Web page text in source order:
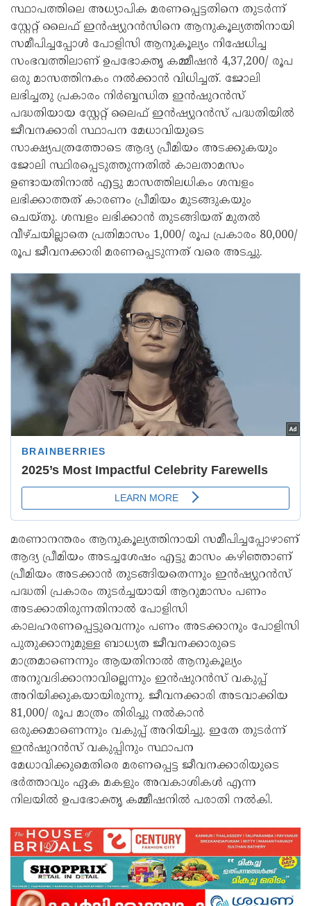
സ്ഥാപത്തിലെ അധ്യാപിക മരണപ്പെട്ടതിനെ തുടര്‍ന്ന്
സ്റ്റേറ്റ് ലൈഫ് ഇന്‍ഷ്യുറന്‍സിനെ ആനുകൂല്യത്തിനായി
സമീപിച്ചപ്പോള്‍ പോളിസി ആനുകൂല്യം നിഷേധിച്ച
സംഭവത്തിലാണ് ഉപഭോക്തൃ കമ്മീഷന്‍ 4,37,200/ രൂപ
ഒരു മാസത്തിനകം നല്‍ക്കാന്‍ വിധിച്ചത്. ജോലി
ലഭിച്ചതു പ്രകാരം നിര്‍ബ്ബന്ധിത ഇന്‍ഷുറന്‍സ്
പദ്ധതിയായ സ്റ്റേറ്റ് ലൈഫ് ഇന്‍ഷ്യുറന്‍സ് പദ്ധതിയില്‍
ജീവനക്കാരി സ്ഥാപന മേധാവിയുടെ
സാക്ഷ്യപത്രത്തോടെ ആദ്യ പ്രീമിയം അടക്കുകയും
ജോലി സ്ഥിരപ്പെടുത്തുന്നതില്‍ കാലതാമസം
ഉണ്ടായതിനാല്‍ എട്ടു മാസത്തിലധികം ശമ്പളം
ലഭിക്കാത്തത് കാരണം പ്രീമിയം മുടങ്ങുകയും
ചെയ്തു. ശമ്പളം ലഭിക്കാന്‍ തുടങ്ങിയത് മുതല്‍
വീഴ്ചയില്ലാതെ പ്രതിമാസം 1,000/ രൂപ പ്രകാരം 80,000/
രൂപ ജീവനക്കാരി മരണപ്പെടുന്നത് വരെ അടച്ചു.
മരണാനന്തരം ആനുകൂല്യത്തിനായി സമീപിച്ചപ്പോഴാണ്
ആദ്യ പ്രീമിയം അടച്ചശേഷം എട്ടു മാസം കഴിഞ്ഞാണ്
പ്രീമിയം അടക്കാന്‍ തുടങ്ങിയതെന്നും ഇന്‍ഷ്യുറന്‍സ്
പദ്ധതി പ്രകാരം തുടര്‍ച്ചയായി ആറുമാസം പണം
അടക്കാതിരുന്നതിനാല്‍ പോളിസി
കാലഹരണപ്പെട്ടുവെന്നും പണം അടക്കാനും പോളിസി
പുതുക്കാനുമുള്ള ബാധ്യത ജീവനക്കാരുടെ
മാത്രമാണെന്നും ആയതിനാല്‍ ആനുകൂല്യം
അനുവദിക്കാനാവില്ലെന്നും ഇന്‍ഷുറന്‍സ് വകുപ്പ്
അറിയിക്കുകയായിരുന്നു. ജീവനക്കാരി അടവാക്കിയ
81,000/ രൂപ മാത്രം തിരിച്ചു നല്‍കാന്‍
ഒരുക്കമാണെന്നും വകുപ്പ് അറിയിച്ചു. ഇതേ തുടര്‍ന്ന്
ഇന്‍ഷുറന്‍സ് വകുപ്പിനും സ്ഥാപന
മേധാവിക്കുമെതിരെ മരണപ്പെട്ട ജീവനക്കാരിയുടെ
ഭര്‍ത്താവും ഏക മകളും അവകാശികള്‍ എന്ന
നിലയില്‍ ഉപഭോക്തൃ കമ്മീഷനില്‍ പരാതി നല്‍കി.